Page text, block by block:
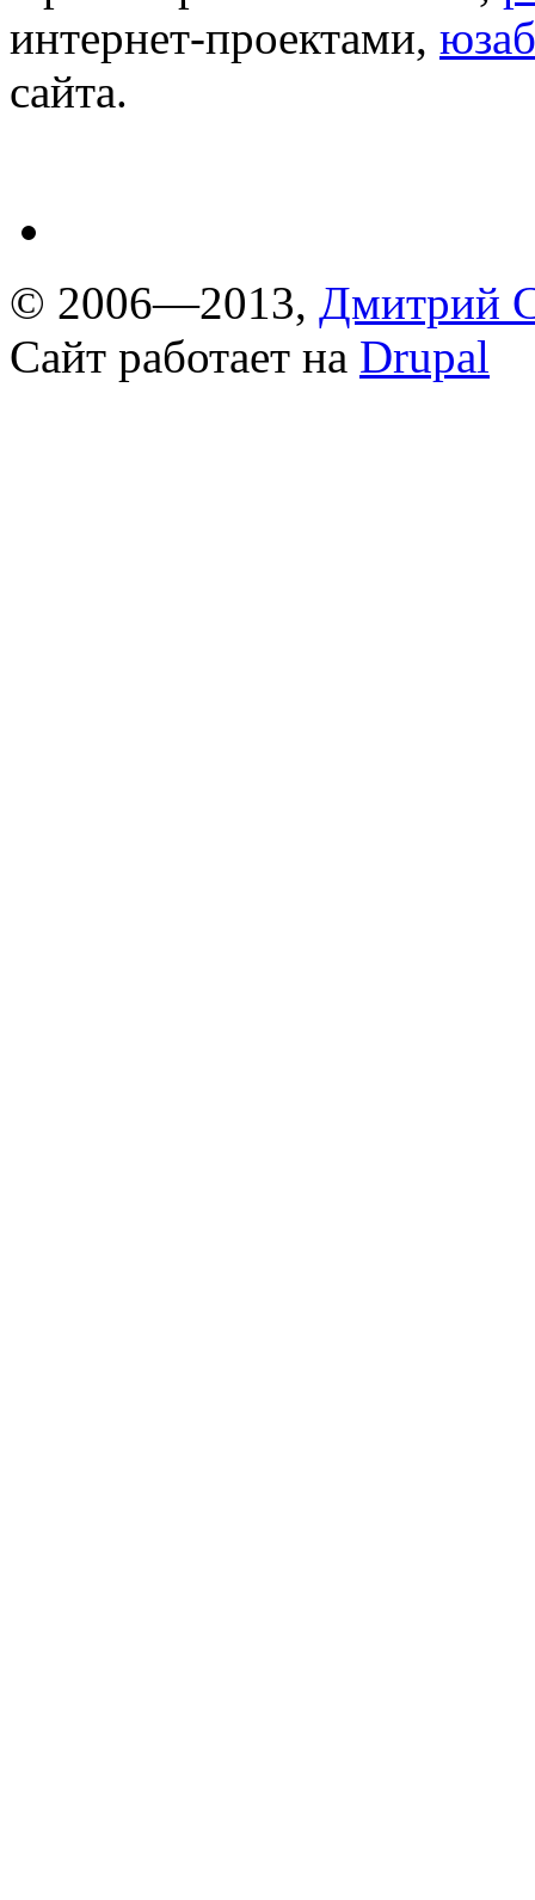
интернет-проектами,
сайта.
© 2006—2013, Дмитрий
Сайт работает на Drupal